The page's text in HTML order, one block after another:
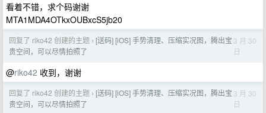
看着不错，求个码谢谢
MTA1MDA4OTkxOUBxcS5jb20
回复了 riko42 创建的主题 › [送码] [iOS] 手势清理、压缩实况图，腾出宝
贵空间，可以尽情拍照了
3 月 30
日
@riko42 收到，谢谢
回复了 riko42 创建的主题 › [送码] [iOS] 手势清理、压缩实况图，腾出宝
贵空间，可以尽情拍照了
3 月 30
日